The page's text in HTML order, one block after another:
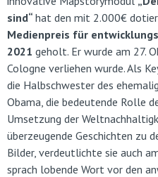
sind“ hat den mit 2.000€
Medienpreis für
2021 geholt. Er wurde am 27.
Cologne verliehen wurde. Als
die Halbschwester des
Obama, die bedeutende Rolle
Umsetzung der
überzeugende Geschichten zu
Bilder, verdeutlichte sie auch
sprach lobende Wort vor den